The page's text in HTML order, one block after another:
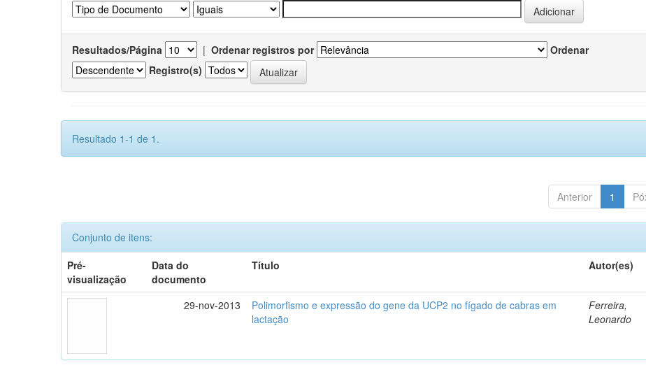
Resultados/Página | Ordenar registros por
Ordenar
Registro(s)
Resultado 1-1 de 1.
Anterior 1
Conjunto de itens:
Pré-
visualização
Data do
documento
Título Autor(es)
29-nov-2013
Polimorfismo e expressão do gene da UCP2 no fígado de cabras em
lactação
Ferreira,
Leonardo